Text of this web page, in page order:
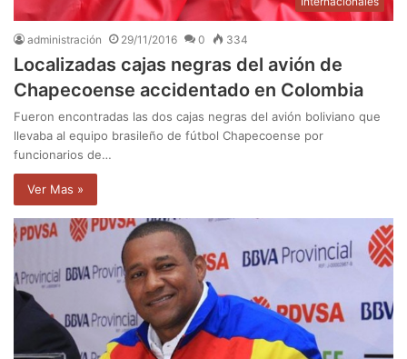
administración 29/11/2016 0 334
Localizadas cajas negras del avión de
Chapecoense accidentado en Colombia
Fueron encontradas las dos cajas negras del avión boliviano que
llevaba al equipo brasileño de fútbol Chapecoense por
funcionarios de…
Ver Mas »